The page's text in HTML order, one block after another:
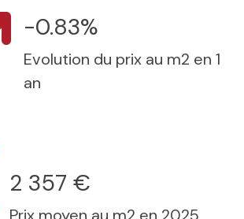
-0.83%
Evolution du prix au m2 en 1
an
2 357 €